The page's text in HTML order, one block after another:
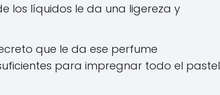
los líquidos le da una ligereza y
que le da ese perfume
para impregnar todo el pastel